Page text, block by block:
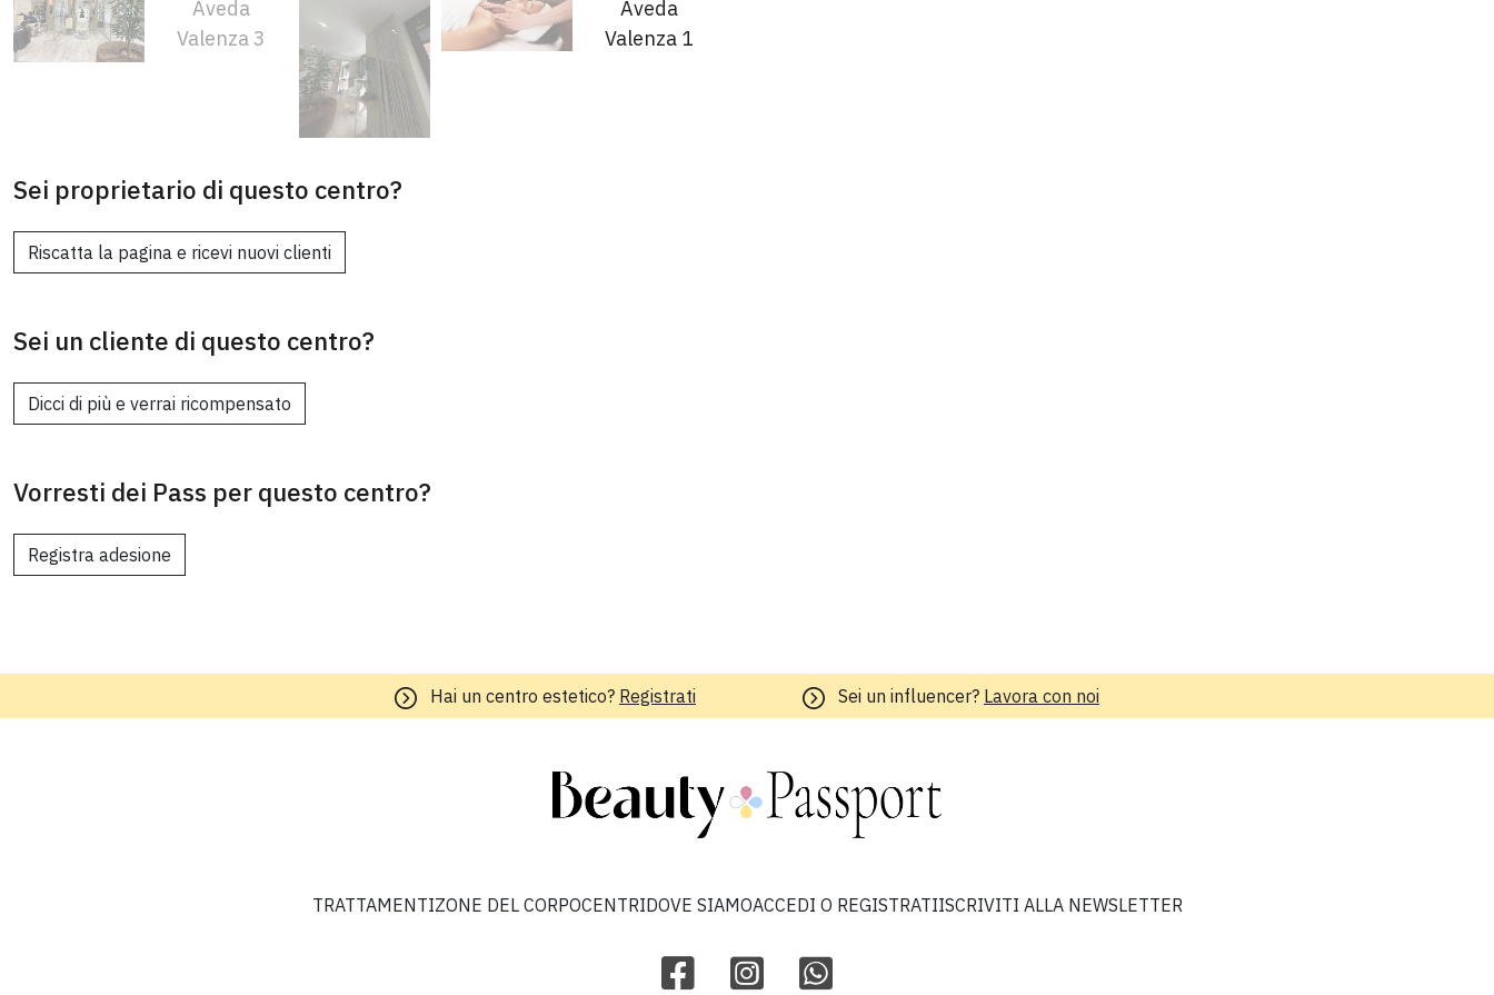
Sei proprietario di questo centro?
Riscatta la pagina e ricevi nuovi clienti
Sei un cliente di questo centro?
Dicci di più e verrai ricompensato
Vorresti dei Pass per questo centro?
Registra adesione
Hai un centro estetico? Registrati Sei un influencer? Lavora con noi
TRATTAMENTIZONE DEL CORPOCENTRIDOVE SIAMOACCEDI O REGISTRATIISCRIVITI ALLA NEWSLETTER